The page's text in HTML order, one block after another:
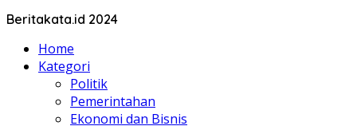
Beritakata.id 2024
Home
Kategori
Politik
Pemerintahan
Ekonomi dan Bisnis